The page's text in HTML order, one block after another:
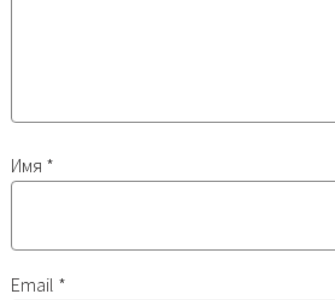
Имя *
Email *